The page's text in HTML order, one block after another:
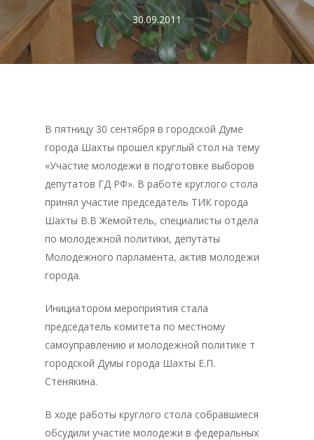
30.09.2011
В пятницу 30 сентября в городской Думе
города Шахты прошел круглый стол на тему
«Участие молодежи в подготовке выборов
депутатов ГД РФ». В работе круглого стола
принял участие председатель ТИК города
Шахты В.В Жемойтель, специалисты отдела
по молодежной политики, депутаты
Молодежного парламента, актив молодежи
города.
Инициатором мероприятия стала
председатель комитета по местному
самоуправлению и молодежной политике т
городской Думы города Шахты Е.П.
Стенякина.
В ходе работы круглого стола собравшиеся
обсудили участие молодежи в федеральных